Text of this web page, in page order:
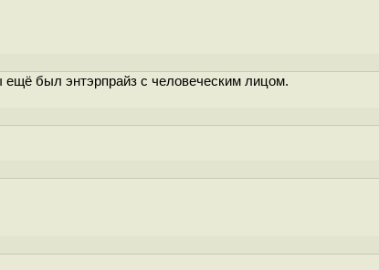
ещё был энтэрпрайз с человеческим лицом.